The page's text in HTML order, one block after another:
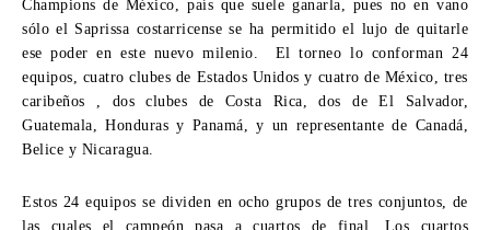
Champions de México, país que suele ganarla, pues no en vano
sólo el Saprissa costarricense se ha permitido el lujo de quitarle
ese poder en este nuevo milenio. El torneo lo conforman 24
equipos, cuatro clubes de Estados Unidos y cuatro de México, tres
caribeños , dos clubes de Costa Rica, dos de El Salvador,
Guatemala, Honduras y Panamá, y un representante de Canadá,
Belice y Nicaragua.
Estos 24 equipos se dividen en ocho grupos de tres conjuntos, de
las cuales el campeón pasa a cuartos de final. Los cuartos